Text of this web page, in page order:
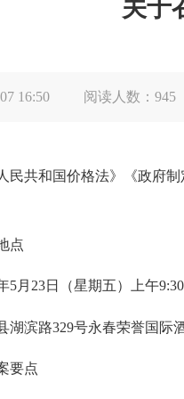
关于
16:50 阅读人数： 945
共和国价格法》《政府制
点
23日（星期五）上午9:30
滨路329号永春荣誉国际
要点